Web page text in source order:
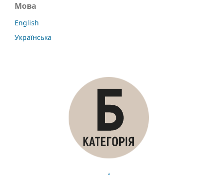
Мова
English
Українська